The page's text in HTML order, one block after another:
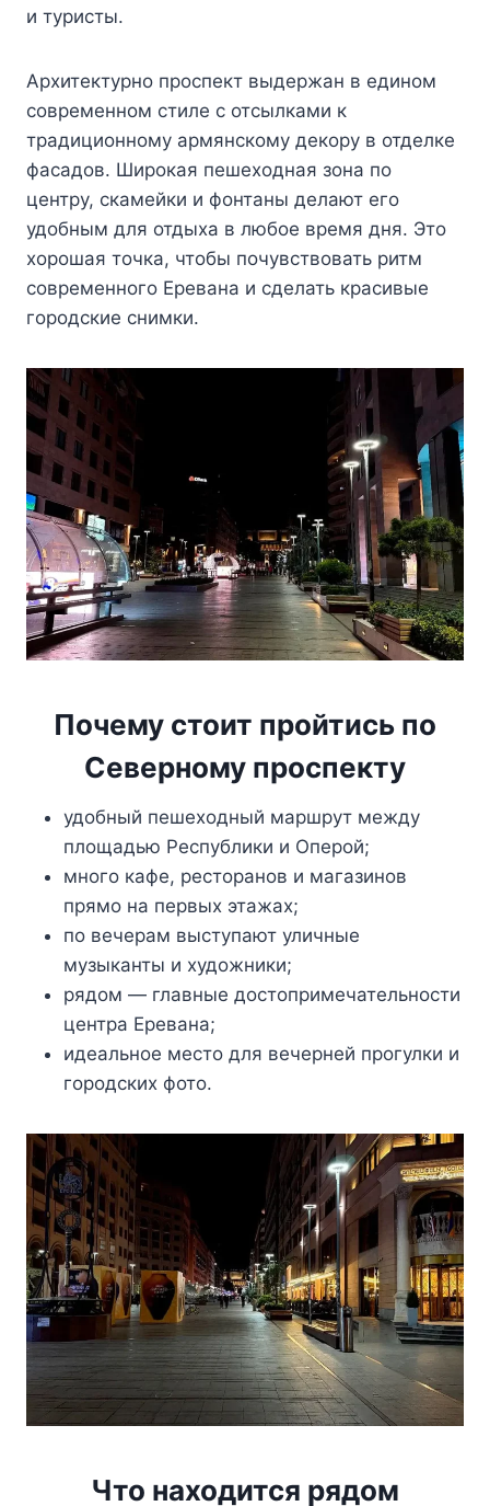
и туристы.
Архитектурно проспект выдержан в едином
современном стиле с отсылками к
традиционному армянскому декору в отделке
фасадов. Широкая пешеходная зона по
центру, скамейки и фонтаны делают его
удобным для отдыха в любое время дня. Это
хорошая точка, чтобы почувствовать ритм
современного Еревана и сделать красивые
городские снимки.
Почему стоит пройтись по
Северному проспекту
удобный пешеходный маршрут между
площадью Республики и Оперой;
много кафе, ресторанов и магазинов
прямо на первых этажах;
по вечерам выступают уличные
музыканты и художники;
рядом — главные достопримечательности
центра Еревана;
идеальное место для вечерней прогулки и
городских фото.
Что находится рядом